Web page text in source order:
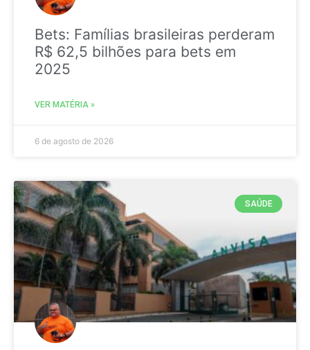
Bets: Famílias brasileiras perderam
R$ 62,5 bilhões para bets em
2025
VER MATÉRIA »
6 de agosto de 2026
SAÚDE